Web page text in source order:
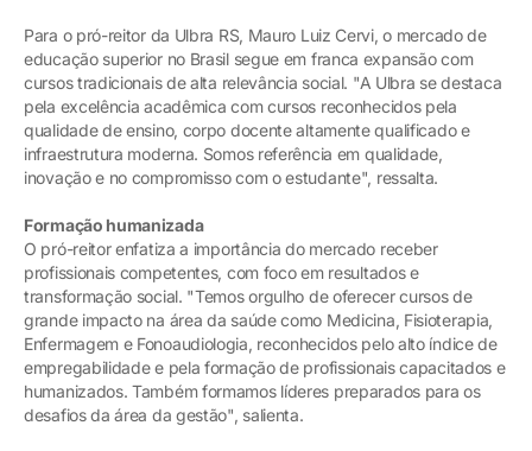
Para o pró-reitor da Ulbra RS, Mauro Luiz Cervi, o mercado de
educação superior no Brasil segue em franca expansão com
cursos tradicionais de alta relevância social. "A Ulbra se destaca
pela excelência acadêmica com cursos reconhecidos pela
qualidade de ensino, corpo docente altamente qualificado e
infraestrutura moderna. Somos referência em qualidade,
inovação e no compromisso com o estudante", ressalta.
Formação humanizada
O pró-reitor enfatiza a importância do mercado receber
profissionais competentes, com foco em resultados e
transformação social. "Temos orgulho de oferecer cursos de
grande impacto na área da saúde como Medicina, Fisioterapia,
Enfermagem e Fonoaudiologia, reconhecidos pelo alto índice de
empregabilidade e pela formação de profissionais capacitados e
humanizados. Também formamos líderes preparados para os
desafios da área da gestão", salienta.